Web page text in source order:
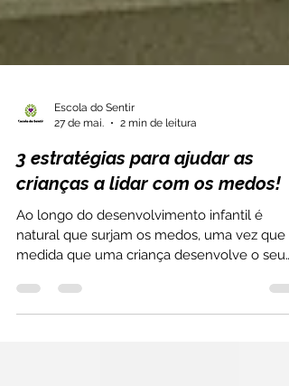
Escola do Sentir
27 de mai.
2 min de leitura
3 estratégias para ajudar as
crianças a lidar com os medos!
natural que surjam os medos, uma vez que à
medida que uma criança desenvolve o seu